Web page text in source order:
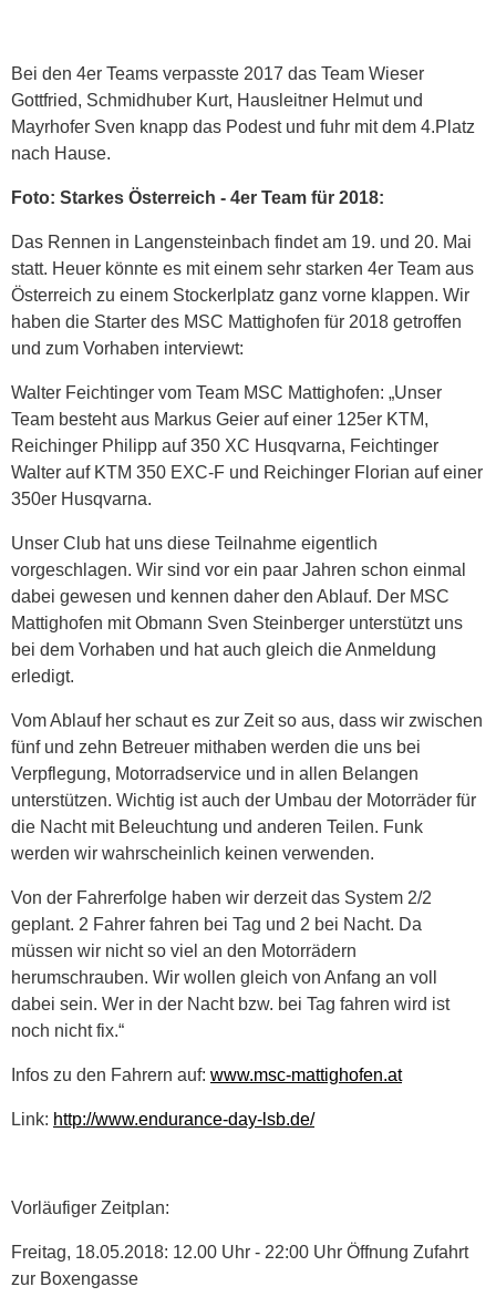
Bei den 4er Teams verpasste 2017 das Team Wieser
Gottfried, Schmidhuber Kurt, Hausleitner Helmut und
Mayrhofer Sven knapp das Podest und fuhr mit dem 4.Platz
nach Hause.
Foto: Starkes Österreich - 4er Team für 2018:
Das Rennen in Langensteinbach findet am 19. und 20. Mai
statt. Heuer könnte es mit einem sehr starken 4er Team aus
Österreich zu einem Stockerlplatz ganz vorne klappen. Wir
haben die Starter des MSC Mattighofen für 2018 getroffen
und zum Vorhaben interviewt:
Walter Feichtinger vom Team MSC Mattighofen: „Unser
Team besteht aus Markus Geier auf einer 125er KTM,
Reichinger Philipp auf 350 XC Husqvarna, Feichtinger
Walter auf KTM 350 EXC-F und Reichinger Florian auf einer
350er Husqvarna.
Unser Club hat uns diese Teilnahme eigentlich
vorgeschlagen. Wir sind vor ein paar Jahren schon einmal
dabei gewesen und kennen daher den Ablauf. Der MSC
Mattighofen mit Obmann Sven Steinberger unterstützt uns
bei dem Vorhaben und hat auch gleich die Anmeldung
erledigt.
Vom Ablauf her schaut es zur Zeit so aus, dass wir zwischen
fünf und zehn Betreuer mithaben werden die uns bei
Verpflegung, Motorradservice und in allen Belangen
unterstützen. Wichtig ist auch der Umbau der Motorräder für
die Nacht mit Beleuchtung und anderen Teilen. Funk
werden wir wahrscheinlich keinen verwenden.
Von der Fahrerfolge haben wir derzeit das System 2/2
geplant. 2 Fahrer fahren bei Tag und 2 bei Nacht. Da
müssen wir nicht so viel an den Motorrädern
herumschrauben. Wir wollen gleich von Anfang an voll
dabei sein. Wer in der Nacht bzw. bei Tag fahren wird ist
noch nicht fix.“
Infos zu den Fahrern auf: www.msc-mattighofen.at
Link: http://www.endurance-day-lsb.de/
Vorläufiger Zeitplan:
Freitag, 18.05.2018: 12.00 Uhr - 22:00 Uhr Öffnung Zufahrt
zur Boxengasse